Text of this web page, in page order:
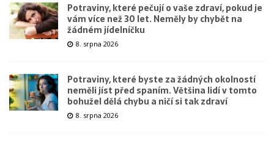
Potraviny, které pečují o vaše zdraví, pokud je
vám více než 30 let. Neměly by chybět na
žádném jídelníčku
8. srpna 2026
Potraviny, které byste za žádných okolností
neměli jíst před spaním. Většina lidí v tomto
bohužel dělá chybu a ničí si tak zdraví
8. srpna 2026